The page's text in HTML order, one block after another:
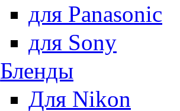
для Panasonic
для Sony
Бленды
Для Nikon